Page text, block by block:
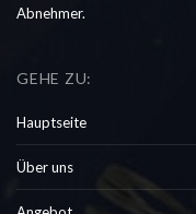
Abnehmer.
GEHE ZU:
Hauptseite
Über uns